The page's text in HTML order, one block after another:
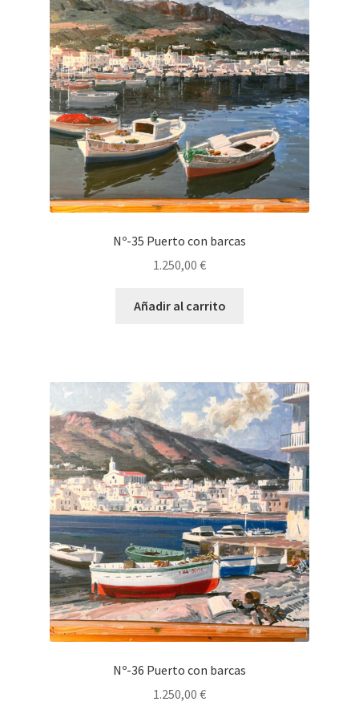
Nº-35 Puerto con barcas
1.250,00 €
Añadir al carrito
Nº-36 Puerto con barcas
1.250,00 €